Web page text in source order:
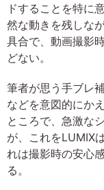
ドすることを特に
然な動きを残しな
具合で、動画撮影
どない。
筆者が思う手ブレ
などを意図的にか
ところで、急激な
が、これをLUMIX
れは撮影時の安心
る。